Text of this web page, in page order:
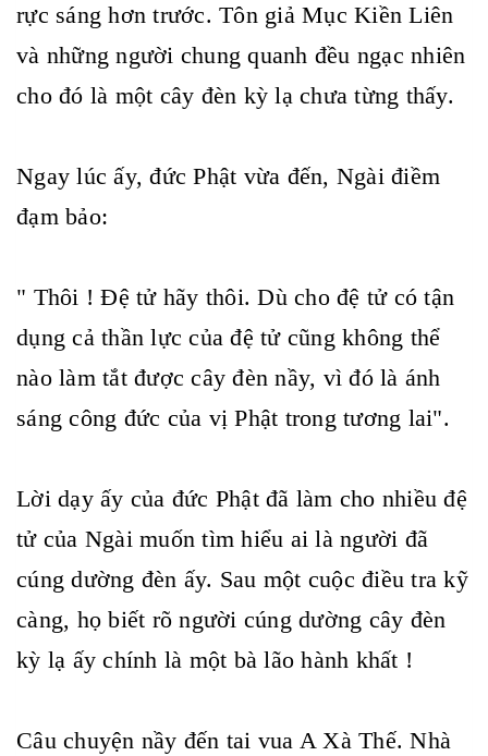
rực sáng hơn trước. Tôn giả Mục Kiền Liên
và những người chung quanh đều ngạc nhiên
cho đó là một cây đèn kỳ lạ chưa từng thấy.
Ngay lúc ấy, đức Phật vừa đến, Ngài điềm
đạm bảo:
" Thôi ! Đệ tử hãy thôi. Dù cho đệ tử có tận
dụng cả thần lực của đệ tử cũng không thể
nào làm tắt được cây đèn nầy, vì đó là ánh
sáng công đức của vị Phật trong tương lai".
Lời dạy ấy của đức Phật đã làm cho nhiều đệ
tử của Ngài muốn tìm hiểu ai là người đã
cúng dường đèn ấy. Sau một cuộc điều tra kỹ
càng, họ biết rõ người cúng dường cây đèn
kỳ lạ ấy chính là một bà lão hành khất !
Câu chuyện nầy đến tai vua A Xà Thế. Nhà